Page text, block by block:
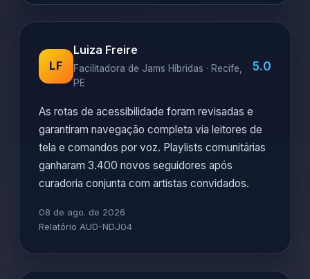
LF
Luiza Freire
Facilitadora de Jams Híbridas · Recife,
PE
5.0
As rotas de acessibilidade foram revisadas e
garantiram navegação completa via leitores de
tela e comandos por voz. Playlists comunitárias
ganharam 3.400 novos seguidores após
curadoria conjunta com artistas convidados.
08 de ago. de 2026
Relatório AUD-NDJ04